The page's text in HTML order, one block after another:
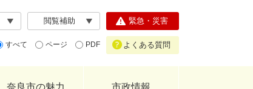
閲覧補助
すべて ページ PDF
緊急・災害
よくある質問
奈良市の魅力 市政情報